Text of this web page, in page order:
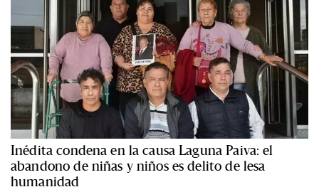
Inédita condena en la causa Laguna Paiva: el
abandono de niñas y niños es delito de lesa
humanidad